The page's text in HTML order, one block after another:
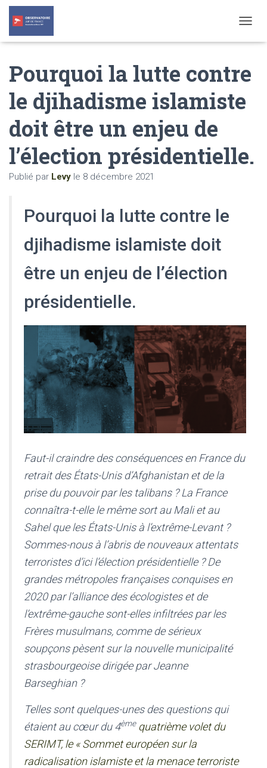
O
L
N
A
A
T
Pourquoi la lutte contre
le djihadisme islamiste
doit être un enjeu de
l’élection présidentielle.
Publié par Levy le 8 décembre 2021
Pourquoi la lutte contre le
djihadisme islamiste doit
être un enjeu de l’élection
présidentielle.
Faut-il craindre des conséquences en France du
retrait des États-Unis d’Afghanistan et de la
prise du pouvoir par les talibans ? La France
connaîtra-t-elle le même sort au Mali et au
Sahel que les États-Unis à l’extrême-Levant ?
Sommes-nous à l’abris de nouveaux attentats
terroristes d’ici l’élection présidentielle ? De
grandes métropoles françaises conquises en
2020 par l’alliance des écologistes et de
l’extrême-gauche sont-elles infiltrées par les
Frères musulmans, comme de sérieux
soupçons pèsent sur la nouvelle municipalité
strasbourgeoise dirigée par Jeanne
Barseghian ?
Telles sont quelques-unes des questions qui
étaient au cœur du 4ème quatrième volet du
SERIMT, le « Sommet européen sur la
radicalisation islamiste et la menace terroriste